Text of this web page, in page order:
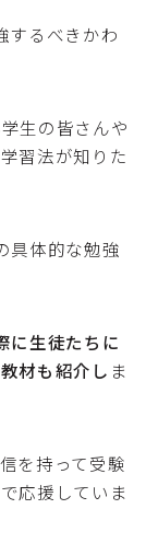
するべきかわ
生の皆さんや
習法が知りた
具体的な勉強
に生徒たちに
材も紹介し ま
を持って受験
応援していま